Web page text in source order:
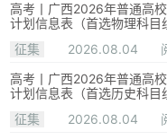
高考丨广西2026年普通高
计划信息表（首选物理科目
征集
2026.08.04
高考丨广西2026年普通高
计划信息表（首选历史科目
征集
2026.08.04